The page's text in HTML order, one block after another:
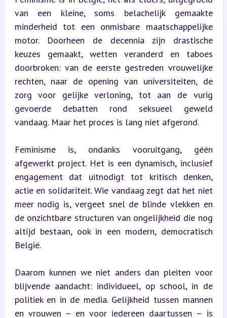
van een kleine, soms belachelijk gemaakte
minderheid tot een onmisbare maatschappelijke
motor. Doorheen de decennia zijn drastische
keuzes gemaakt, wetten veranderd en taboes
doorbroken: van de eerste gestreden vrouwelijke
rechten, naar de opening van universiteiten, de
zorg voor gelijke verloning, tot aan de vurig
gevoerde debatten rond seksueel geweld
vandaag. Maar het proces is lang niet afgerond.
Feminisme is, ondanks vooruitgang, géén
afgewerkt project. Het is een dynamisch, inclusief
engagement dat uitnodigt tot kritisch denken,
actie en solidariteit. Wie vandaag zegt dat het niet
meer nodig is, vergeet snel de blinde vlekken en
de onzichtbare structuren van ongelijkheid die nog
altijd bestaan, ook in een modern, democratisch
België.
Daarom kunnen we niet anders dan pleiten voor
blijvende aandacht: individueel, op school, in de
politiek en in de media. Gelijkheid tussen mannen
en vrouwen – en voor iedereen daartussen – is